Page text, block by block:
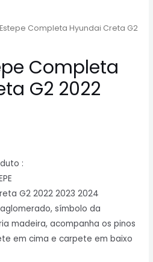
Completa Hyundai Creta G2
Completa
G2 2022
:
G2 2022 2023 2024
símbolo da
madeira, acompanha os pinos
em cima e carpete em baixo